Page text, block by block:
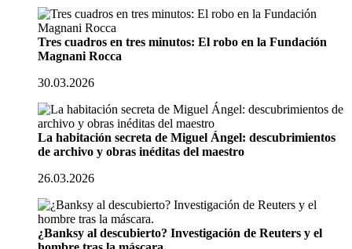
Tres cuadros en tres minutos: El robo en la Fundación
Magnani Rocca
30.03.2026
La habitación secreta de Miguel Ángel: descubrimientos
de archivo y obras inéditas del maestro
26.03.2026
¿Banksy al descubierto? Investigación de Reuters y el